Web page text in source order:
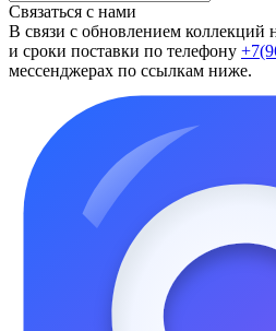
Связаться с нами
В связи с обновлением коллекций
и сроки поставки по телефону
мессенджерах по ссылкам ниже.